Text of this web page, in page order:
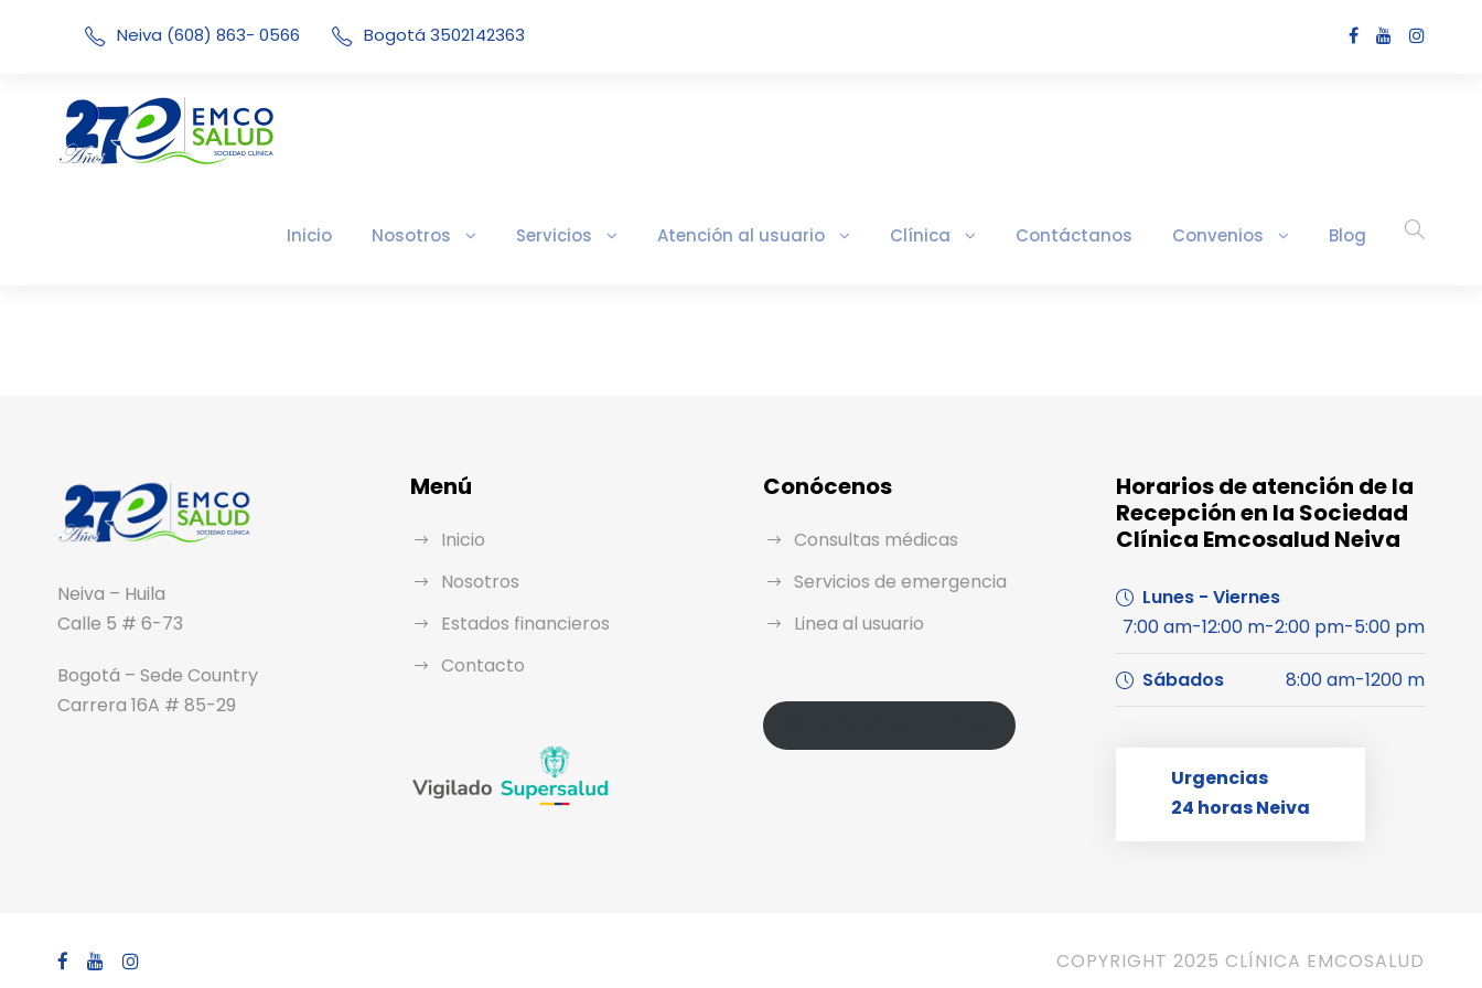
Neiva (608) 863- 0566 Bogotá 3502142363
Inicio Nosotros Servicios Atención al usuario Clínica Contáctanos Convenios Blog
Neiva – Huila
Calle 5 # 6-73
Bogotá – Sede Country
Carrera 16A # 85-29
Menú
Inicio
Nosotros
Estados financieros
Contacto
Conócenos
Consultas médicas
Servicios de emergencia
Linea al usuario
Horarios de atención de la
Recepción en la Sociedad
Clínica Emcosalud Neiva
Lunes - Viernes
7:00 am-12:00 m-2:00 pm-5:00 pm
Sábados 8:00 am-1200 m
Urgencias
24 horas Neiva
COPYRIGHT 2025 CLÍNICA EMCOSALUD